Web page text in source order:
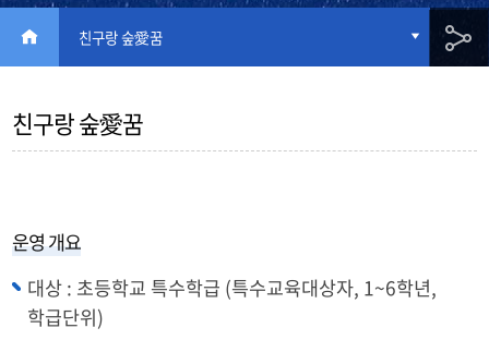
기
HOME친구랑 숲愛꿈
친구랑 숲愛꿈
공
운영 개요
대상 : 초등학교 특수학급 (특수교육대상자, 1~6학년,
학급단위)